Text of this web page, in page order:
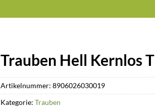
Trauben Hell Kernlos
Artikelnummer:8906026030019
Kategorie:Trauben